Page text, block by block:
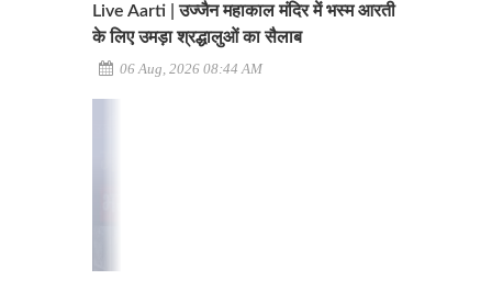
Live Aarti | उज्जैन महाकाल मंदिर में भस्म आरती
के लिए उमड़ा श्रद्धालुओं का सैलाब
06 Aug, 2026 08:44 AM